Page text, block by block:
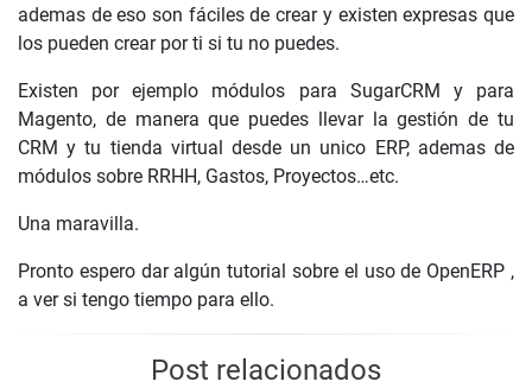
ademas de eso son fáciles de crear y existen expresas que
los pueden crear por ti si tu no puedes.
Existen por ejemplo módulos para SugarCRM y para
Magento, de manera que puedes llevar la gestión de tu
CRM y tu tienda virtual desde un unico ERP, ademas de
módulos sobre RRHH, Gastos, Proyectos…etc.
Una maravilla.
Pronto espero dar algún tutorial sobre el uso de OpenERP ,
a ver si tengo tiempo para ello.
Post relacionados